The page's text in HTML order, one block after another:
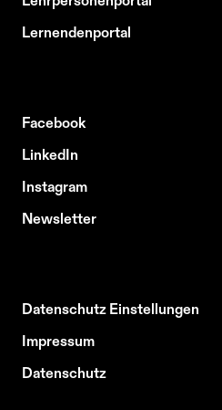
Lernendenportal
Facebook
LinkedIn
Instagram
Newsletter
Datenschutz Einstellungen
Impressum
Datenschutz